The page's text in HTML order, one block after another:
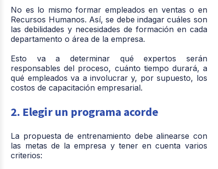
No es lo mismo formar empleados en ventas o en
Recursos Humanos. Así, se debe indagar cuáles son
las debilidades y necesidades de formación en cada
departamento o área de la empresa.
Esto va a determinar qué expertos serán
responsables del proceso, cuánto tiempo durará, a
qué empleados va a involucrar y, por supuesto, los
costos de capacitación empresarial.
2. Elegir un programa acorde
La propuesta de entrenamiento debe alinearse con
las metas de la empresa y tener en cuenta varios
criterios: